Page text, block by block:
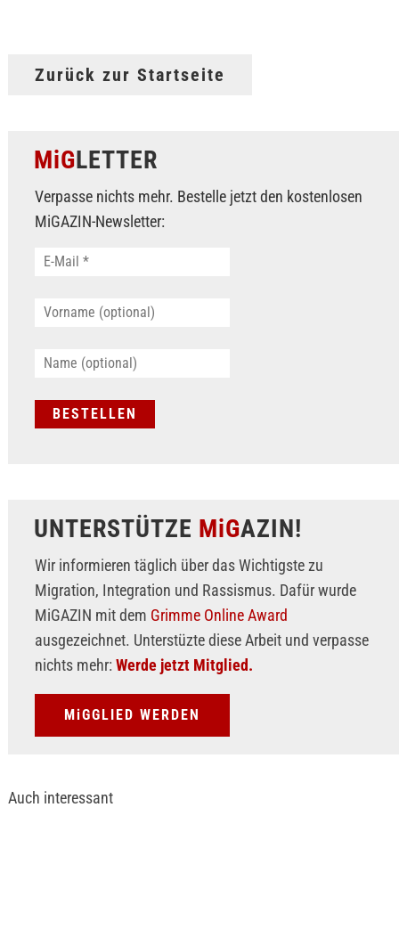
Zurück zur Startseite
MiGLETTER
Verpasse nichts mehr. Bestelle jetzt den kostenlosen
MiGAZIN-Newsletter:
UNTERSTÜTZE MiGAZIN!
Wir informieren täglich über das Wichtigste zu
Migration, Integration und Rassismus. Dafür wurde
MiGAZIN mit dem Grimme Online Award
ausgezeichnet. Unterstüzte diese Arbeit und verpasse
nichts mehr: Werde jetzt Mitglied.
MiGGLIED WERDEN
Auch interessant